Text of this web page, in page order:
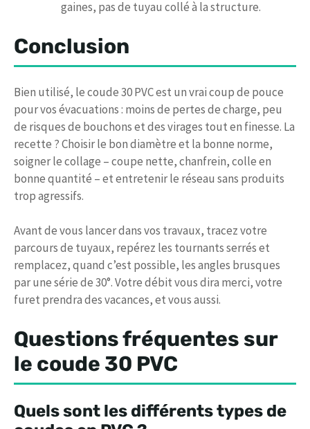
gaines, pas de tuyau collé à la structure.
Conclusion
Bien utilisé, le coude 30 PVC est un vrai coup de pouce
pour vos évacuations : moins de pertes de charge, peu
de risques de bouchons et des virages tout en finesse. La
recette ? Choisir le bon diamètre et la bonne norme,
soigner le collage – coupe nette, chanfrein, colle en
bonne quantité – et entretenir le réseau sans produits
trop agressifs.
Avant de vous lancer dans vos travaux, tracez votre
parcours de tuyaux, repérez les tournants serrés et
remplacez, quand c’est possible, les angles brusques
par une série de 30°. Votre débit vous dira merci, votre
furet prendra des vacances, et vous aussi.
Questions fréquentes sur
le coude 30 PVC
Quels sont les différents types de